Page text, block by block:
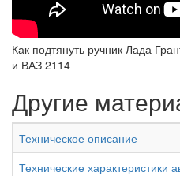
Как подтянуть ручник Лада
и ВАЗ 2114
Другие
Техническое описание
Технические характеристики